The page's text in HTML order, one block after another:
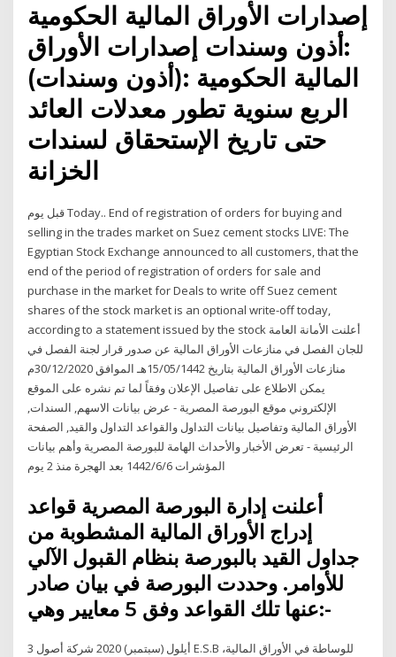
إصدارات الأوراق المالية الحكومية
:أذون وسندات إصدارات الأوراق
المالية الحكومية :(أذون وسندات)
الربع سنوية تطور معدلات العائد
حتى تاريخ الإستحقاق لسندات
الخزانة
قبل يوم Today.. End of registration of orders for buying and
selling in the trades market on Suez cement stocks LIVE: The
Egyptian Stock Exchange announced to all customers, that the
end of the period of registration of orders for sale and
purchase in the market for Deals to write off Suez cement
shares of the stock market is an optional write-off today,
according to a statement issued by the stock أعلنت الأمانة العامة
للجان الفصل في منازعات الأوراق المالية عن صدور قرار لجنة الفصل في
منازعات الأوراق المالية بتاريخ 15/05/1442هـ الموافق 30/12/2020م
يمكن الاطلاع على تفاصيل الإعلان وفقاً لما تم نشره على الموقع
الإلكتروني موقع البورصة المصرية - عرض بيانات الاسهم, السندات,
الأوراق المالية وتفاصيل بيانات التداول والقواعد التداول والقيد, الصفحة
الرئيسية - تعرض الأخبار والأحداث الهامة للبورصة المصرية وأهم بيانات
المؤشرات 6‏‏/6‏‏/1442 بعد الهجرة منذ 2 يوم
أعلنت إدارة البورصة المصرية قواعد
إدراج الأوراق المالية المشطوبة من
جداول القيد بالبورصة بنظام القبول الآلي
للأوامر. وحددت البورصة في بيان صادر
عنها تلك القواعد وفق 5 معايير وهي:-
3 أيلول (سبتمبر) 2020 شركة أصول E.S.B للوساطة في الأوراق المالية،